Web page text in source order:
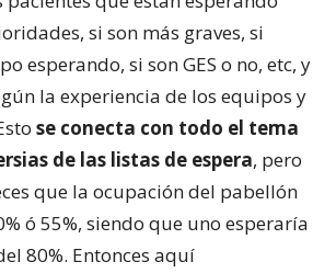
si son más graves, si
esperando, si son GES o no, etc, y
la experiencia de los equipos y
se conecta con todo el tema
de las listas de espera, pero
que la ocupación del pabellón
ó 55%, siendo que uno esperaría
80%. Entonces aquí